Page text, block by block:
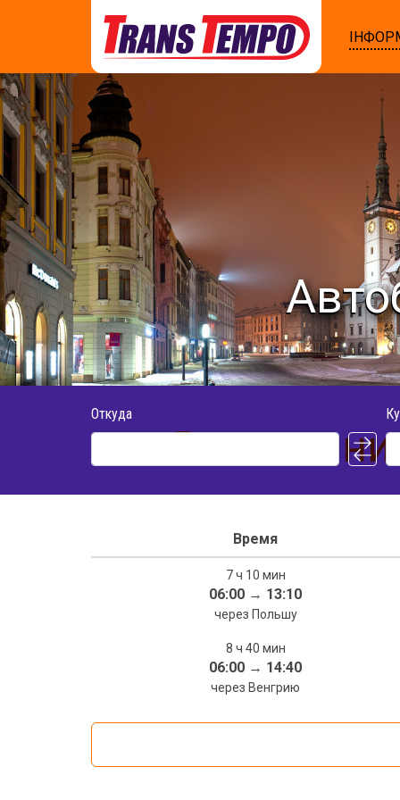
Откуда
Время
7 ч 10 мин
06:00 → 13:10
через Польшу
8 ч 40 мин
06:00 → 14:40
через Венгрию